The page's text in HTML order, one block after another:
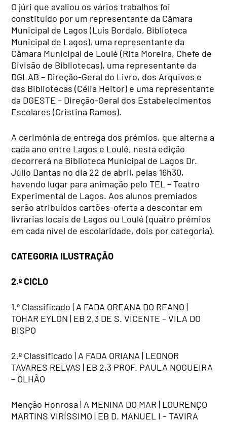
O júri que avaliou os vários trabalhos foi
constituído por um representante da Câmara
Municipal de Lagos (Luís Bordalo, Biblioteca
Municipal de Lagos), uma representante da
Câmara Municipal de Loulé (Rita Moreira, Chefe de
Divisão de Bibliotecas), uma representante da
DGLAB – Direção-Geral do Livro, dos Arquivos e
das Bibliotecas (Célia Heitor) e uma representante
da DGESTE – Direção-Geral dos Estabelecimentos
Escolares (Cristina Ramos).
A cerimónia de entrega dos prémios, que alterna a
cada ano entre Lagos e Loulé, nesta edição
decorrerá na Biblioteca Municipal de Lagos Dr.
Júlio Dantas no dia 22 de abril, pelas 16h30,
havendo lugar para animação pelo TEL – Teatro
Experimental de Lagos. Aos alunos premiados
serão atribuídos cartões-oferta a descontar em
livrarias locais de Lagos ou Loulé (quatro prémios
em cada nível de escolaridade, dois por categoria).
CATEGORIA ILUSTRAÇÃO
2.º CICLO
1.º Classificado | A FADA OREANA DO REANO |
TOHAR EYLON | EB 2,3 DE S. VICENTE – VILA DO
BISPO
2.º Classificado | A FADA ORIANA | LEONOR
TAVARES RELVAS | EB 2,3 PROF. PAULA NOGUEIRA
– OLHÃO
Menção Honrosa | A MENINA DO MAR | LOURENÇO
MARTINS VIRÍSSIMO | EB D. MANUEL I – TAVIRA